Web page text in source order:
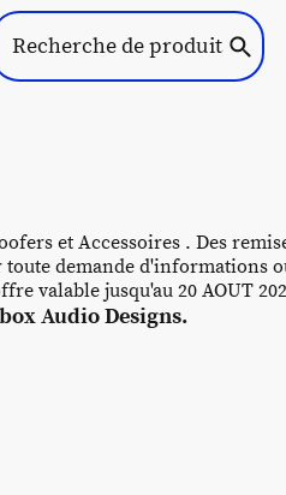
et Accessoires . Des
demande d'informations
valable jusqu'au 20 AOUT
Audio Designs.